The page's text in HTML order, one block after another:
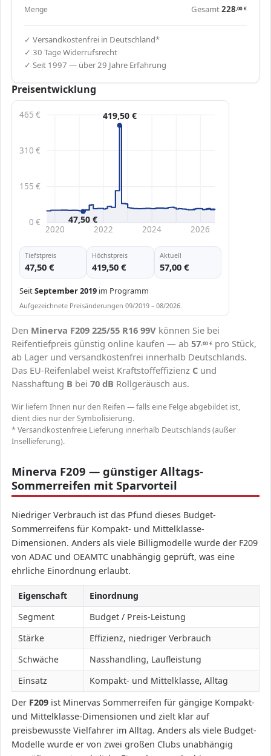
Menge Gesamt228,00€
✓ Versandkostenfrei in Deutschland*
✓ 30 Tage Widerrufsrecht
✓ Seit 1997 — über 29 Jahre Erfahrung
Preisentwicklung
0 €
155 €
310 €
465 €
2020 2022 2024 2026
419,50 €
47,50 €
Tiefstpreis
47,50 €
Höchstpreis
419,50 €
Aktuell
57,00 €
SeitSeptember 2019 im Programm
Aufgezeichnete Preisänderungen 09/2019 – 08/2026.
Den Minerva F209 225/55 R16 99V können Sie bei
Reifentiefpreis günstig online kaufen — ab 57,00€ pro Stück,
ab Lager und versandkostenfrei innerhalb Deutschlands.
Das EU-Reifenlabel weist Kraftstoffeffizienz C und
Nasshaftung B bei 70 dB Rollgeräusch aus.
Wir liefern Ihnen nur den Reifen — falls eine Felge abgebildet ist,
dient dies nur der Symbolisierung.
* Versandkostenfreie Lieferung innerhalb Deutschlands (außer
Insellieferung).
Minerva F209 — günstiger Alltags-
Sommerreifen mit Sparvorteil
Niedriger Verbrauch ist das Pfund dieses Budget-
Sommerreifens für Kompakt- und Mittelklasse-
Dimensionen. Anders als viele Billigmodelle wurde der F209
von ADAC und OEAMTC unabhängig geprüft, was eine
ehrliche Einordnung erlaubt.
Eigenschaft
Einordnung
Segment
Budget / Preis-Leistung
Stärke
Effizienz, niedriger Verbrauch
Schwäche
Nasshandling, Laufleistung
Einsatz
Kompakt- und Mittelklasse, Alltag
Der F209 ist Minervas Sommerreifen für gängige Kompakt-
und Mittelklasse-Dimensionen und zielt klar auf
preisbewusste Vielfahrer im Alltag. Anders als viele Budget-
Modelle wurde er von zwei großen Clubs unabhängig